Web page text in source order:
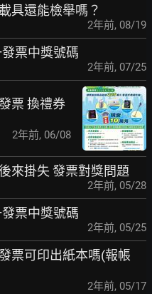
具還能檢舉嗎？
2年前, 08/19
票中獎號碼
2年前, 07/25
票 換禮券
2年前, 06/08
來掛失 發票對獎問題
2年前, 05/28
票中獎號碼
2年前, 05/25
票可印出紙本嗎(報帳
2年前, 05/17